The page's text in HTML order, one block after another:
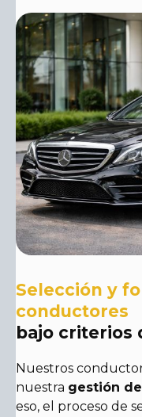
Selección y
conductores
bajo criterios
Nuestros
nuestra gestión
eso, el proceso de